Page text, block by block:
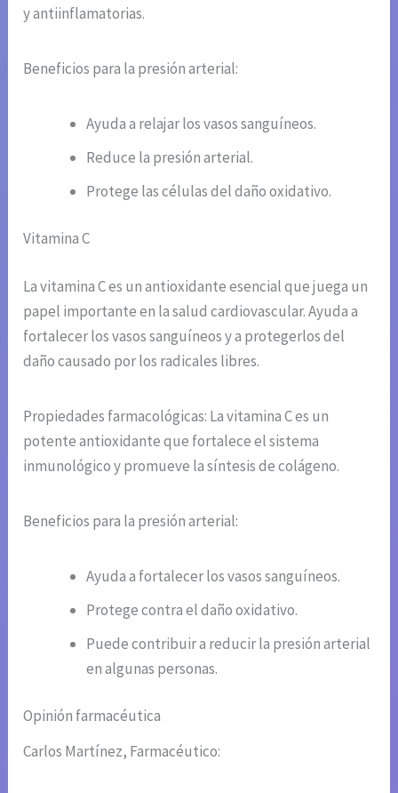
y antiinflamatorias.
Beneficios para la presión arterial:
Ayuda a relajar los vasos sanguíneos.
Reduce la presión arterial.
Protege las células del daño oxidativo.
Vitamina C
La vitamina C es un antioxidante esencial que juega un
papel importante en la salud cardiovascular. Ayuda a
fortalecer los vasos sanguíneos y a protegerlos del
daño causado por los radicales libres.
Propiedades farmacológicas: La vitamina C es un
potente antioxidante que fortalece el sistema
inmunológico y promueve la síntesis de colágeno.
Beneficios para la presión arterial:
Ayuda a fortalecer los vasos sanguíneos.
Protege contra el daño oxidativo.
Puede contribuir a reducir la presión arterial
en algunas personas.
Opinión farmacéutica
Carlos Martínez, Farmacéutico: